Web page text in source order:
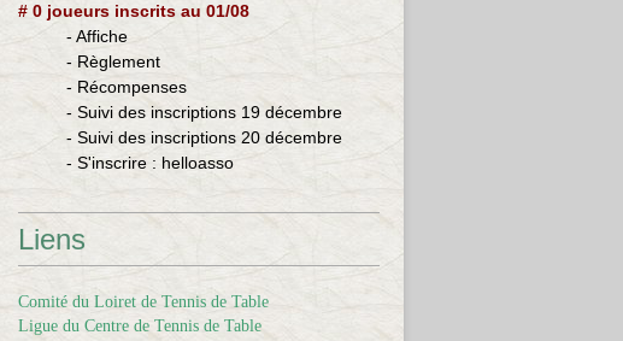
# 0 joueurs inscrits au 01/08
- Affiche
- Règlement
- Récompenses
- Suivi des inscriptions 19 décembre
- Suivi des inscriptions 20 décembre
- S'inscrire : helloasso
Liens
Comité du Loiret de Tennis de Table
Ligue du Centre de Tennis de Table